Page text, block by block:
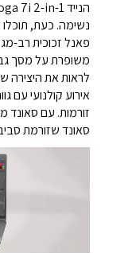
נשימה. כעת,
משופרת על מסך
לראות את
אירוע קולנועי עם
סאונד שזורמת